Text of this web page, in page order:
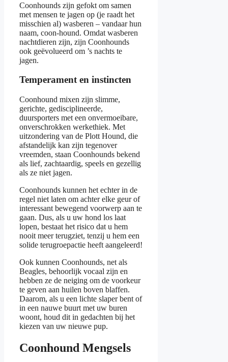
Coonhounds zijn gefokt om samen
met mensen te jagen op (je raadt het
misschien al) wasberen – vandaar hun
naam, coon-hound. Omdat wasberen
nachtdieren zijn, zijn Coonhounds
ook geëvolueerd om ’s nachts te
jagen.
Temperament en instincten
Coonhound mixen zijn slimme,
gerichte, gedisciplineerde,
duursporters met een onvermoeibare,
onverschrokken werkethiek. Met
uitzondering van de Plott Hound, die
afstandelijk kan zijn tegenover
vreemden, staan Coonhounds bekend
als lief, zachtaardig, speels en gezellig
als ze niet jagen.
Coonhounds kunnen het echter in de
regel niet laten om achter elke geur of
interessant bewegend voorwerp aan te
gaan. Dus, als u uw hond los laat
lopen, bestaat het risico dat u hem
nooit meer terugziet, tenzij u hem een
solide terugroepactie heeft aangeleerd!
Ook kunnen Coonhounds, net als
Beagles, behoorlijk vocaal zijn en
hebben ze de neiging om de voorkeur
te geven aan huilen boven blaffen.
Daarom, als u een lichte slaper bent of
in een nauwe buurt met uw buren
woont, houd dit in gedachten bij het
kiezen van uw nieuwe pup.
Coonhound Mengsels